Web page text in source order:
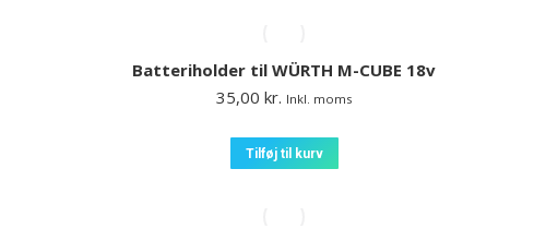
Batteriholder til WÜRTH M-CUBE 18v
35,00 kr. Inkl. moms
Tilføj til kurv